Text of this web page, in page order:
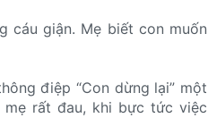
cáu giận. Mẹ biết con muốn
điệp “Con dừng lại” một
mẹ rất đau, khi bực tức việc